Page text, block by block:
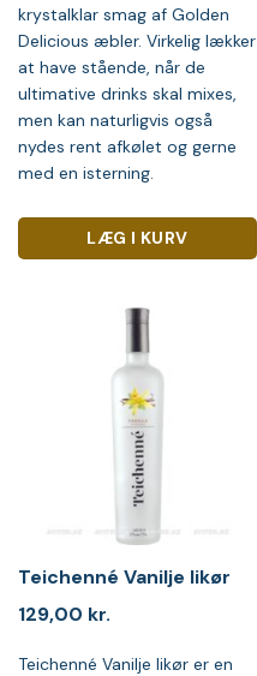
krystalklar smag af Golden
Delicious æbler. Virkelig lækker
at have stående, når de
ultimative drinks skal mixes,
men kan naturligvis også
nydes rent afkølet og gerne
med en isterning.
LÆG I KURV
Teichenné Vanilje likør
129,00 kr.
Teichenné Vanilje likør er en